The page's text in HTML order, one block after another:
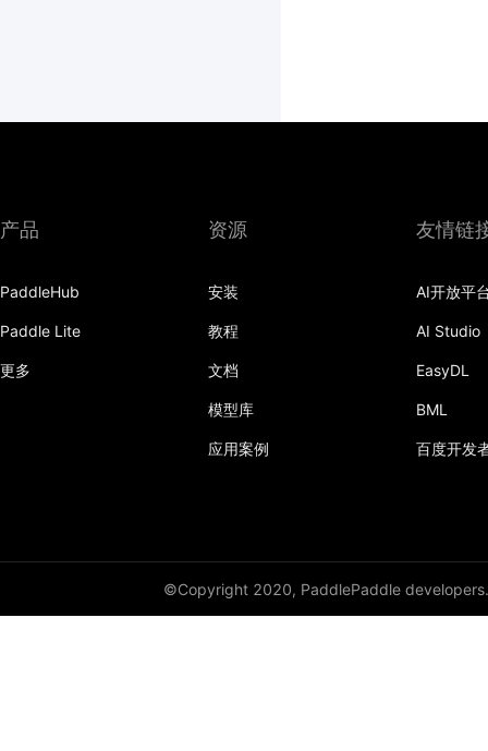
产品
PaddleHub
Paddle Lite
更多
资源
安装
教程
文档
模型库
应用案例
友情链
AI开放平
AI Studio
EasyDL
BML
百度开发
©Copyright 2020, PaddlePaddle developers.